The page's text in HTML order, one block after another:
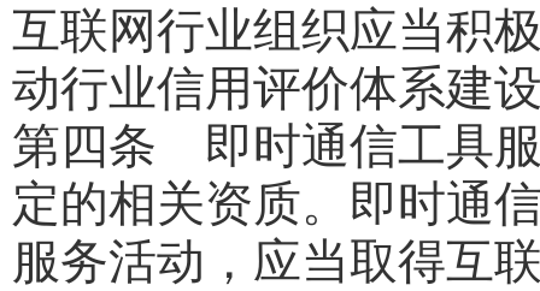
互联网行业组织应当积
动行业信用评价体系建
第四条 即时通信工具
定的相关资质。即时通
服务活动，应当取得互